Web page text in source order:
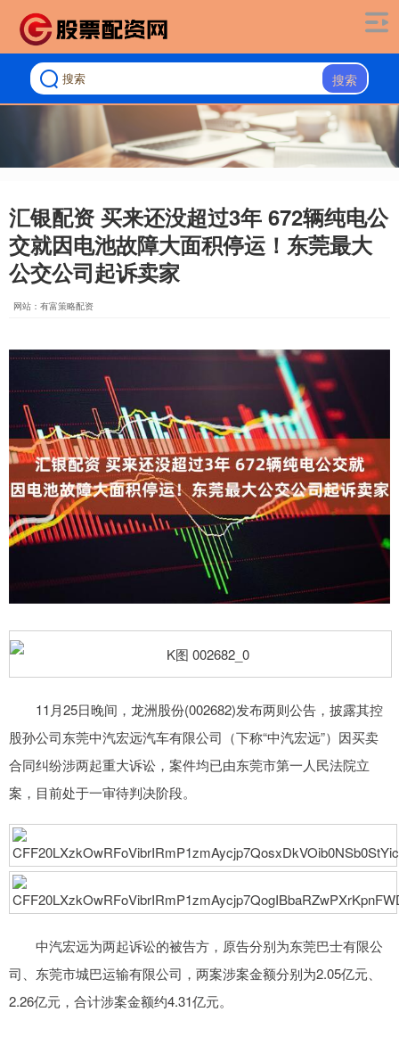
搜索
汇银配资 买来还没超过3年 672辆纯电公
交就因电池故障大面积停运！东莞最大
公交公司起诉卖家
网站：有富策略配资
11月25日晚间，龙洲股份(002682)发布两则公告，披露其控
股孙公司东莞中汽宏远汽车有限公司（下称“中汽宏远”）因买卖
合同纠纷涉两起重大诉讼，案件均已由东莞市第一人民法院立
案，目前处于一审待判决阶段。
中汽宏远为两起诉讼的被告方，原告分别为东莞巴士有限公
司、东莞市城巴运输有限公司，两案涉案金额分别为2.05亿元、
2.26亿元，合计涉案金额约4.31亿元。